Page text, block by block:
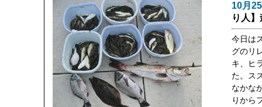
10月
り人
今日は
グのリ
キ、ヒ
た。ス
なかな
りから